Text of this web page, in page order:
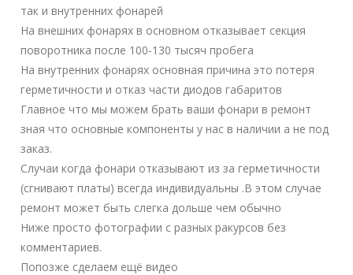
так и внутренних фонарей
На внешних фонарях в основном отказывает секция
поворотника после 100-130 тысяч пробега
На внутренних фонарях основная причина это потеря
герметичности и отказ части диодов габаритов
Главное что мы можем брать ваши фонари в ремонт
зная что основные компоненты у нас в наличии а не под
заказ.
Случаи когда фонари отказывают из за герметичности
(сгнивают платы) всегда индивидуальны .В этом случае
ремонт может быть слегка дольше чем обычно
Ниже просто фотографии с разных ракурсов без
комментариев.
Попозже сделаем ещё видео